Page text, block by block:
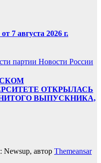
7 августа 2026 г.
партии Новости России
ОТКРЫЛАСЬ
ВЫПУСКНИКА,
Newsup, автор Themeansar